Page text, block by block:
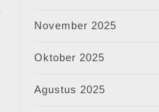
November 2025
Oktober 2025
Agustus 2025